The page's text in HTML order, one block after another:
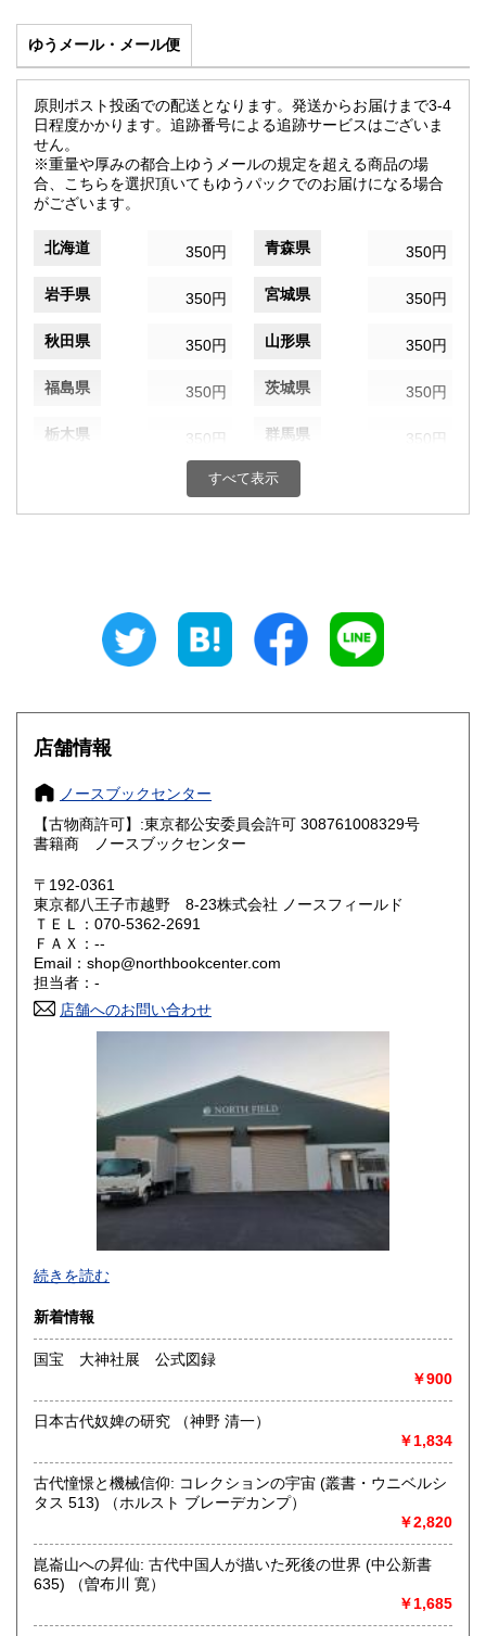
ゆうメール・メール便
原則ポスト投函での配送となります。発送からお届けまで3-4
日程度かかります。追跡番号による追跡サービスはございま
せん。
※重量や厚みの都合上ゆうメールの規定を超える商品の場
合、こちらを選択頂いてもゆうパックでのお届けになる場合
がございます。
北海道 350円 青森県 350円
岩手県 350円 宮城県 350円
秋田県 350円 山形県 350円
福島県 350円 茨城県 350円
栃木県 350円 群馬県 350円
350円 千葉県
350円 福井県
350円 長野県
岐阜県 350円 静岡県 350円
愛知県
滋賀県
大阪府
奈良県 350円 和歌山県
鳥取県
岡山県
350円 愛媛県
350円 福岡県
宮崎県
沖縄県
すべて表示
店舗情報
ノースブックセンター
【古物商許可】:東京都公安委員会許可 308761008329号
書籍商 ノースブックセンター
〒192-0361
東京都八王子市越野 8-23株式会社 ノースフィールド
ＴＥＬ：070-5362-2691
ＦＡＸ：--
Email：shop@northbookcenter.com
担当者：-
店舗へのお問い合わせ
・書店様、公共機関様からの公費（請求書払い）でのご注文
・全国古書書籍商組合連合会加盟の古書店様につきまして
は、商品代金に対して書店間割引を適用させていただきま
セージにてご連絡くださいますようお願い申し上げます。
沿線名：京王相模原線
最寄駅：南大沢駅
営業時間：9時～16時
定休日：日曜日 年末年始12月27日～1月5日までお休みとな
ります。
書籍の買取について
【宅配買取について】
続きを読む
新着情報
国宝 大神社展 公式図録
￥900
日本古代奴婢の研究 （神野 清一）
￥1,834
古代憧憬と機械信仰: コレクションの宇宙 (叢書・ウニベルシ
タス 513) （ホルスト ブレーデカンプ）
￥2,820
崑崙山への昇仙: 古代中国人が描いた死後の世界 (中公新書
635) （曽布川 寛）
￥1,685